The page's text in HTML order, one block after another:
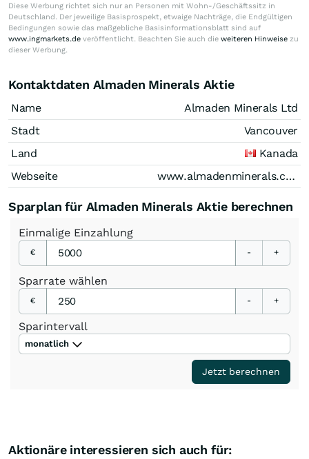
Diese Werbung richtet sich nur an Personen mit Wohn-/Geschäftssitz in
Deutschland. Der jeweilige Basisprospekt, etwaige Nachträge, die Endgültigen
Bedingungen sowie das maßgebliche Basisinformationsblatt sind auf
www.ingmarkets.de veröffentlicht. Beachten Sie auch die weiteren Hinweise zu
dieser Werbung.
Kontaktdaten Almaden Minerals Aktie
Name
Almaden Minerals Ltd
Stadt
Vancouver
Land
Kanada
Webseite
www.almadenminerals.com
Sparplan für Almaden Minerals Aktie berechnen
Einmalige Einzahlung
€ - +
Sparrate wählen
€ - +
Sparintervall
monatlich
Jetzt berechnen
Aktionäre interessieren sich auch für: